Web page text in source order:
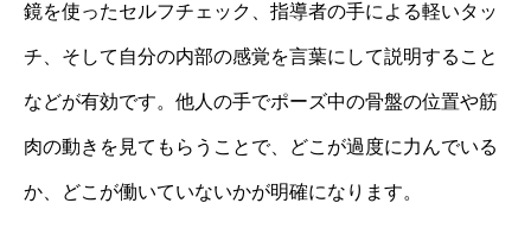
鏡を使ったセルフチェック、指導者の手による軽いタッ
チ、そして自分の内部の感覚を言葉にして説明すること
などが有効です。他人の手でポーズ中の骨盤の位置や筋
肉の動きを見てもらうことで、どこが過度に力んでいる
か、どこが働いていないかが明確になります。